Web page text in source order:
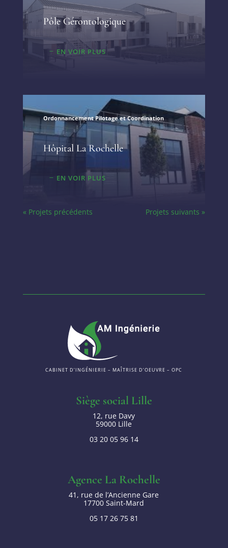
Pôle Gérontologique
EN VOIR PLUS
Ordonnancement Pilotage et Coordination
Hôpital La Rochelle
EN VOIR PLUS
Projets suivants »
« Projets précédents
CABINET D’INGÉNIERIE – MAÎTRISE D’OEUVRE – OPC
Siège social Lille
12, rue Davy
59000 Lille
03 20 05 96 14
Agence La Rochelle
41, rue de l’Ancienne Gare
17700 Saint-Mard
05 17 26 75 81